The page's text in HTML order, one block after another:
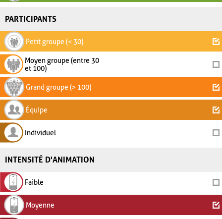
PARTICIPANTS
Petit groupe (< 30)
Moyen groupe (entre 30
et 100)
Grand groupe (> 100)
Équipe
Individuel
INTENSITÉ D'ANIMATION
Faible
Moyenne